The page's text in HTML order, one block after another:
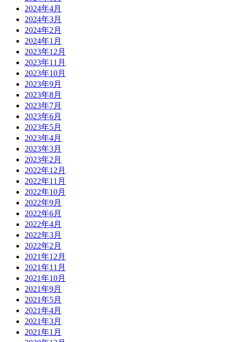
2024年4月
2024年3月
2024年2月
2024年1月
2023年12月
2023年11月
2023年10月
2023年9月
2023年8月
2023年7月
2023年6月
2023年5月
2023年4月
2023年3月
2023年2月
2022年12月
2022年11月
2022年10月
2022年9月
2022年6月
2022年4月
2022年3月
2022年2月
2021年12月
2021年11月
2021年10月
2021年9月
2021年5月
2021年4月
2021年3月
2021年1月